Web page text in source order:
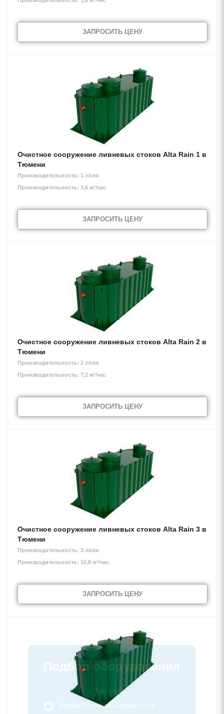
ЗАПРОСИТЬ ЦЕНУ
Очистное сооружение ливневых стоков Alta Rain 1 в
Тюмени
Производительность: 1 л/сек
Производительность: 3,6 м³/час
ЗАПРОСИТЬ ЦЕНУ
Очистное сооружение ливневых стоков Alta Rain 2 в
Тюмени
Производительность: 2 л/сек
Производительность: 7,2 м³/час
ЗАПРОСИТЬ ЦЕНУ
Очистное сооружение ливневых стоков Alta Rain 3 в
Тюмени
Производительность: 3 л/сек
Производительность: 10,8 м³/час
ЗАПРОСИТЬ ЦЕНУ
Подбор оборудования
*
Хозяйственно-бытовой сток